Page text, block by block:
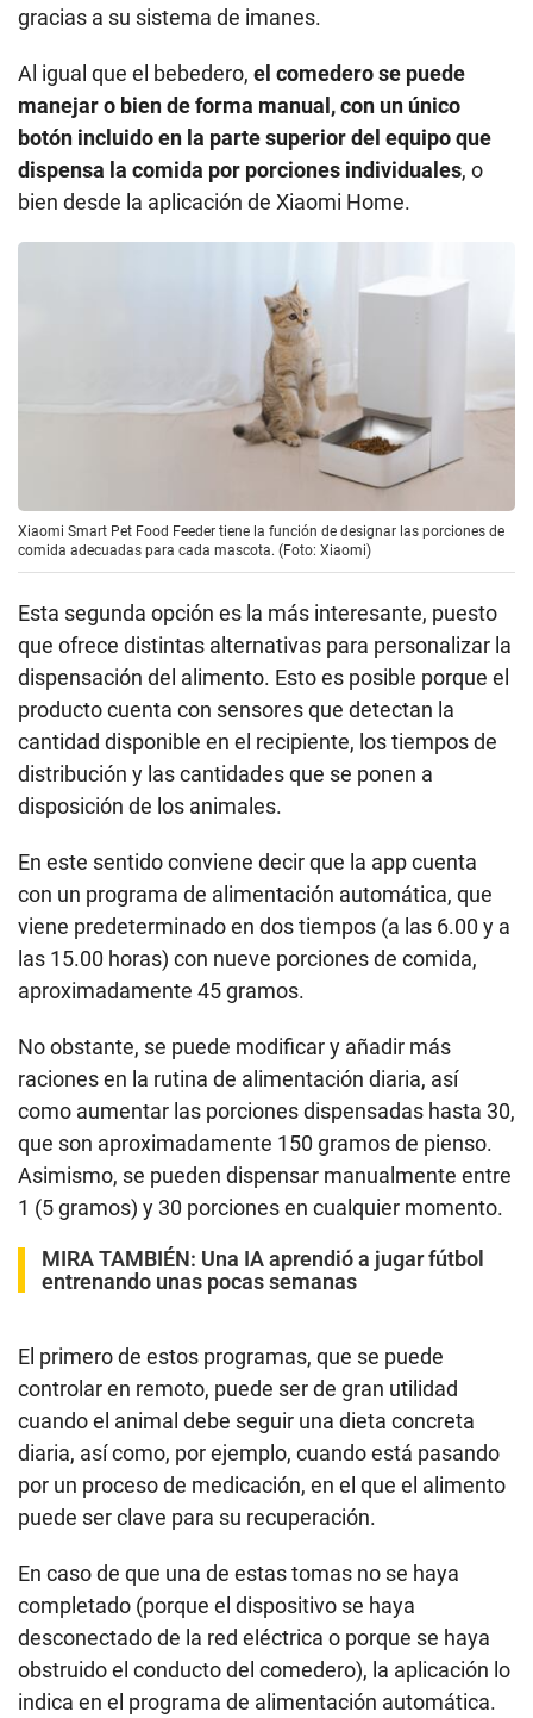
gracias a su sistema de imanes.
Al igual que el bebedero, el comedero se puede
manejar o bien de forma manual, con un único
botón incluido en la parte superior del equipo que
dispensa la comida por porciones individuales, o
bien desde la aplicación de Xiaomi Home.
Xiaomi Smart Pet Food Feeder tiene la función de designar las porciones de
comida adecuadas para cada mascota. (Foto: Xiaomi)
Esta segunda opción es la más interesante, puesto
que ofrece distintas alternativas para personalizar la
dispensación del alimento. Esto es posible porque el
producto cuenta con sensores que detectan la
cantidad disponible en el recipiente, los tiempos de
distribución y las cantidades que se ponen a
disposición de los animales.
En este sentido conviene decir que la app cuenta
con un programa de alimentación automática, que
viene predeterminado en dos tiempos (a las 6.00 y a
las 15.00 horas) con nueve porciones de comida,
aproximadamente 45 gramos.
No obstante, se puede modificar y añadir más
raciones en la rutina de alimentación diaria, así
como aumentar las porciones dispensadas hasta 30,
que son aproximadamente 150 gramos de pienso.
Asimismo, se pueden dispensar manualmente entre
1 (5 gramos) y 30 porciones en cualquier momento.
MIRA TAMBIÉN: Una IA aprendió a jugar fútbol
entrenando unas pocas semanas
El primero de estos programas, que se puede
controlar en remoto, puede ser de gran utilidad
cuando el animal debe seguir una dieta concreta
diaria, así como, por ejemplo, cuando está pasando
por un proceso de medicación, en el que el alimento
puede ser clave para su recuperación.
En caso de que una de estas tomas no se haya
completado (porque el dispositivo se haya
desconectado de la red eléctrica o porque se haya
obstruido el conducto del comedero), la aplicación lo
indica en el programa de alimentación automática.